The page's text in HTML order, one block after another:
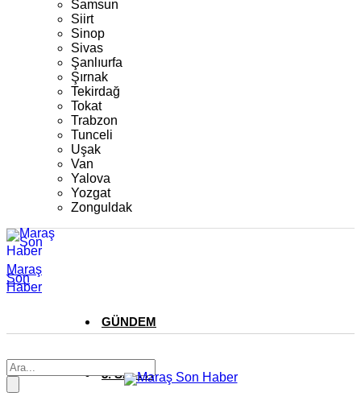
Samsun
Siirt
Sinop
Sivas
Şanlıurfa
Şırnak
Tekirdağ
Tokat
Trabzon
Tunceli
Uşak
Van
Yalova
Yozgat
Zonguldak
Maraş
Son
Haber
GÜNDEM
3. SAYFA